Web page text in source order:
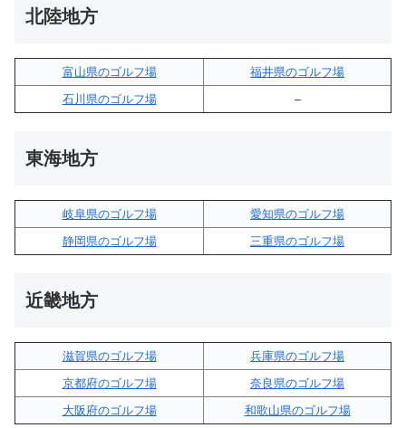
北陸地方
富山県のゴルフ場
福井県のゴルフ場
石川県のゴルフ場
–
東海地方
岐阜県のゴルフ場
愛知県のゴルフ場
静岡県のゴルフ場
三重県のゴルフ場
近畿地方
滋賀県のゴルフ場
兵庫県のゴルフ場
京都府のゴルフ場
奈良県のゴルフ場
大阪府のゴルフ場
和歌山県のゴルフ場